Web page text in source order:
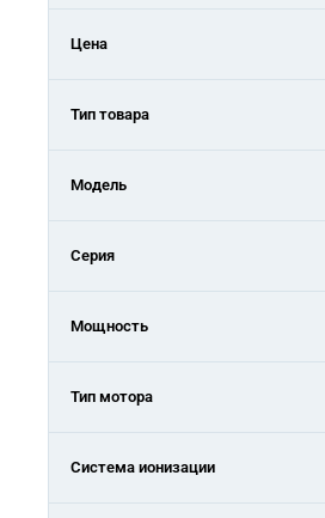
Цена
Тип товара
Модель
Серия
Мощность
Тип мотора
Система ионизации